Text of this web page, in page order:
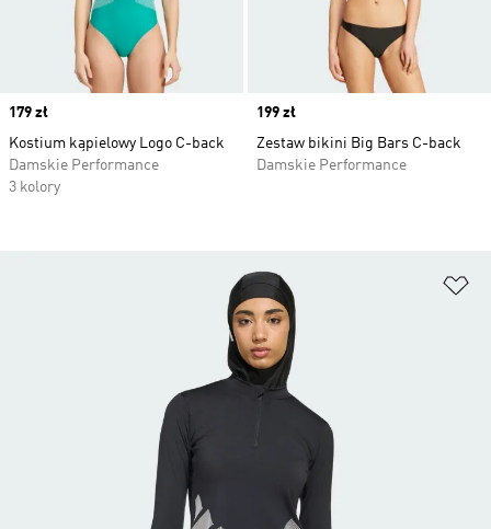
Price
179 zł
Kostium kąpielowy Logo C-back
Damskie Performance
3 kolory
Price
199 zł
Zestaw bikini Big Bars C-back
Damskie Performance